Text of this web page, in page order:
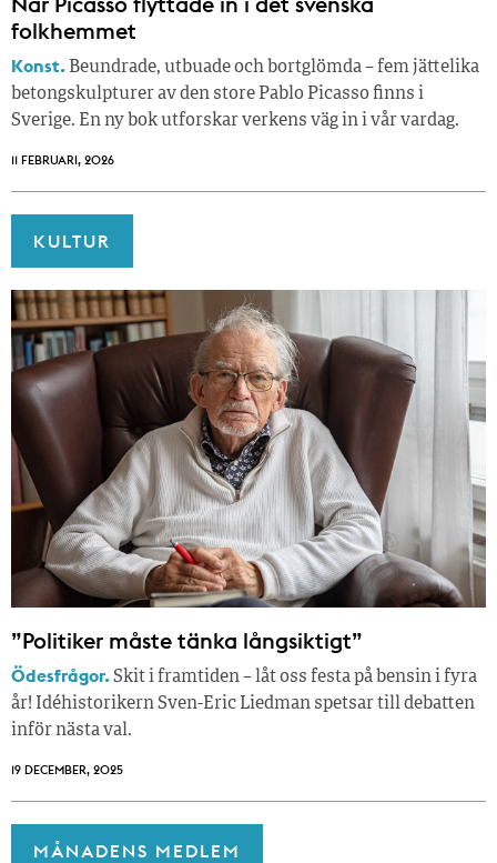
folkhemmet
Konst. Beundrade, utbuade och bortglömda – fem jättelika
betongskulpturer av den store Pablo Picasso finns i
Sverige. En ny bok utforskar verkens väg in i vår vardag.
11 FEBRUARI, 2026
KULTUR
”Politiker måste tänka långsiktigt”
Ödesfrågor.Skit i framtiden – låt oss festa på bensin i fyra
år! Idéhistorikern Sven-Eric Liedman spetsar till debatten
inför nästa val.
19 DECEMBER, 2025
MÅNADENS MEDLEM